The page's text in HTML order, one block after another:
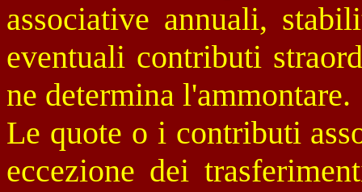
associative annuali,
eventuali contributi
ne determina l'ammontare.
Le quote o i contributi
eccezione dei